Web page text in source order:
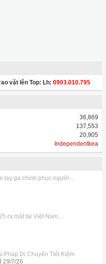
vặt lên Top: Lh: 0903.010.795
36,869
137,553
20,905
Independentkea
tay ga chinh phục người...
ra mắt tại Việt Nam,...
Pháp Di Chuyển Tiết Kiệm
29/7/26